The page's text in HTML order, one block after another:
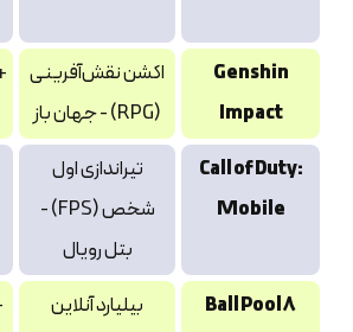
Genshin
Impact
اکشن نقش‌آفرینی
(RPG) - جهان باز
Call of Duty:
Mobile
تیراندازی اول
شخص (FPS) -
بتل رویال
8 Ball Pool
بیلیارد آنلاین